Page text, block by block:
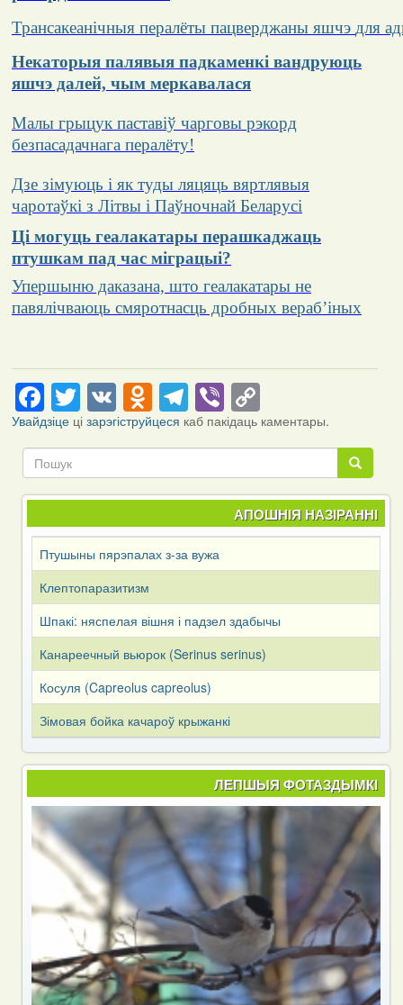
Трансакеанічныя пералёты пацверджаны яшчэ для
Некаторыя палявыя падкаменкі вандруюць
яшчэ далей, чым меркавалася
Малы грыцук паставіў чарговы рэкорд
безпасадачнага пералёту!
Дзе зімуюць і як туды ляцяць вяртлявыя
чаротаўкі з Літвы і Паўночнай Беларусі
Ці могуць геалакатары перашкаджаць
птушкам пад час міграцыі?
Упершыню даказана, што геалакатары не
павялічваюць смяротнасць дробных вераб’іных
Facebook
Twitter
VKOdnoklassniki
Telegram
ViberCopy
Link
Увайдзіцеці зарэгіструйцеся каб пакідаць каментары.
Пошук
Пошук
АПОШНІЯ НАЗІРАННІ
Птушыны пярэпалах з-за вужа
Клептопаразитизм
Шпакі: няспелая вішня і падзел здабычы
Канареечный вьюрок (Serinus serinus)
Косуля (Capreоlus capreоlus)
Зімовая бойка качароў крыжанкі
ЛЕПШЫЯ ФОТАЗДЫМКІ